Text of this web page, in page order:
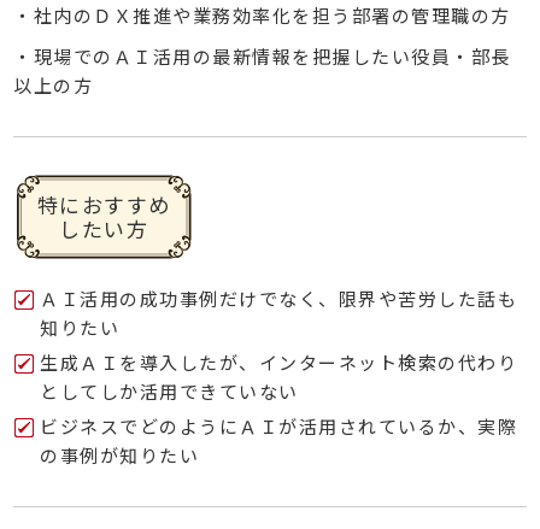
・社内のＤＸ推進や業務効率化を担う部署の管理職の方
・現場でのＡＩ活用の最新情報を把握したい役員・部長
以上の方
特におすすめ
したい方
ＡＩ活用の成功事例だけでなく、限界や苦労した話も
知りたい
生成ＡＩを導入したが、インターネット検索の代わり
としてしか活用できていない
ビジネスでどのようにＡＩが活用されているか、実際
の事例が知りたい